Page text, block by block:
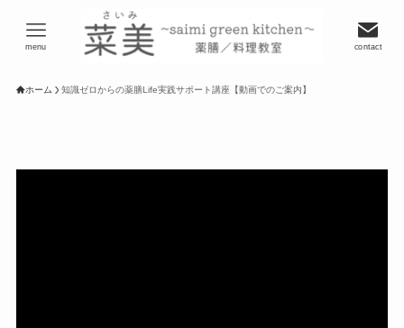
contact
menu
ホーム 知識ゼロからの薬膳Life実践サポート講座【動画でのご案内】